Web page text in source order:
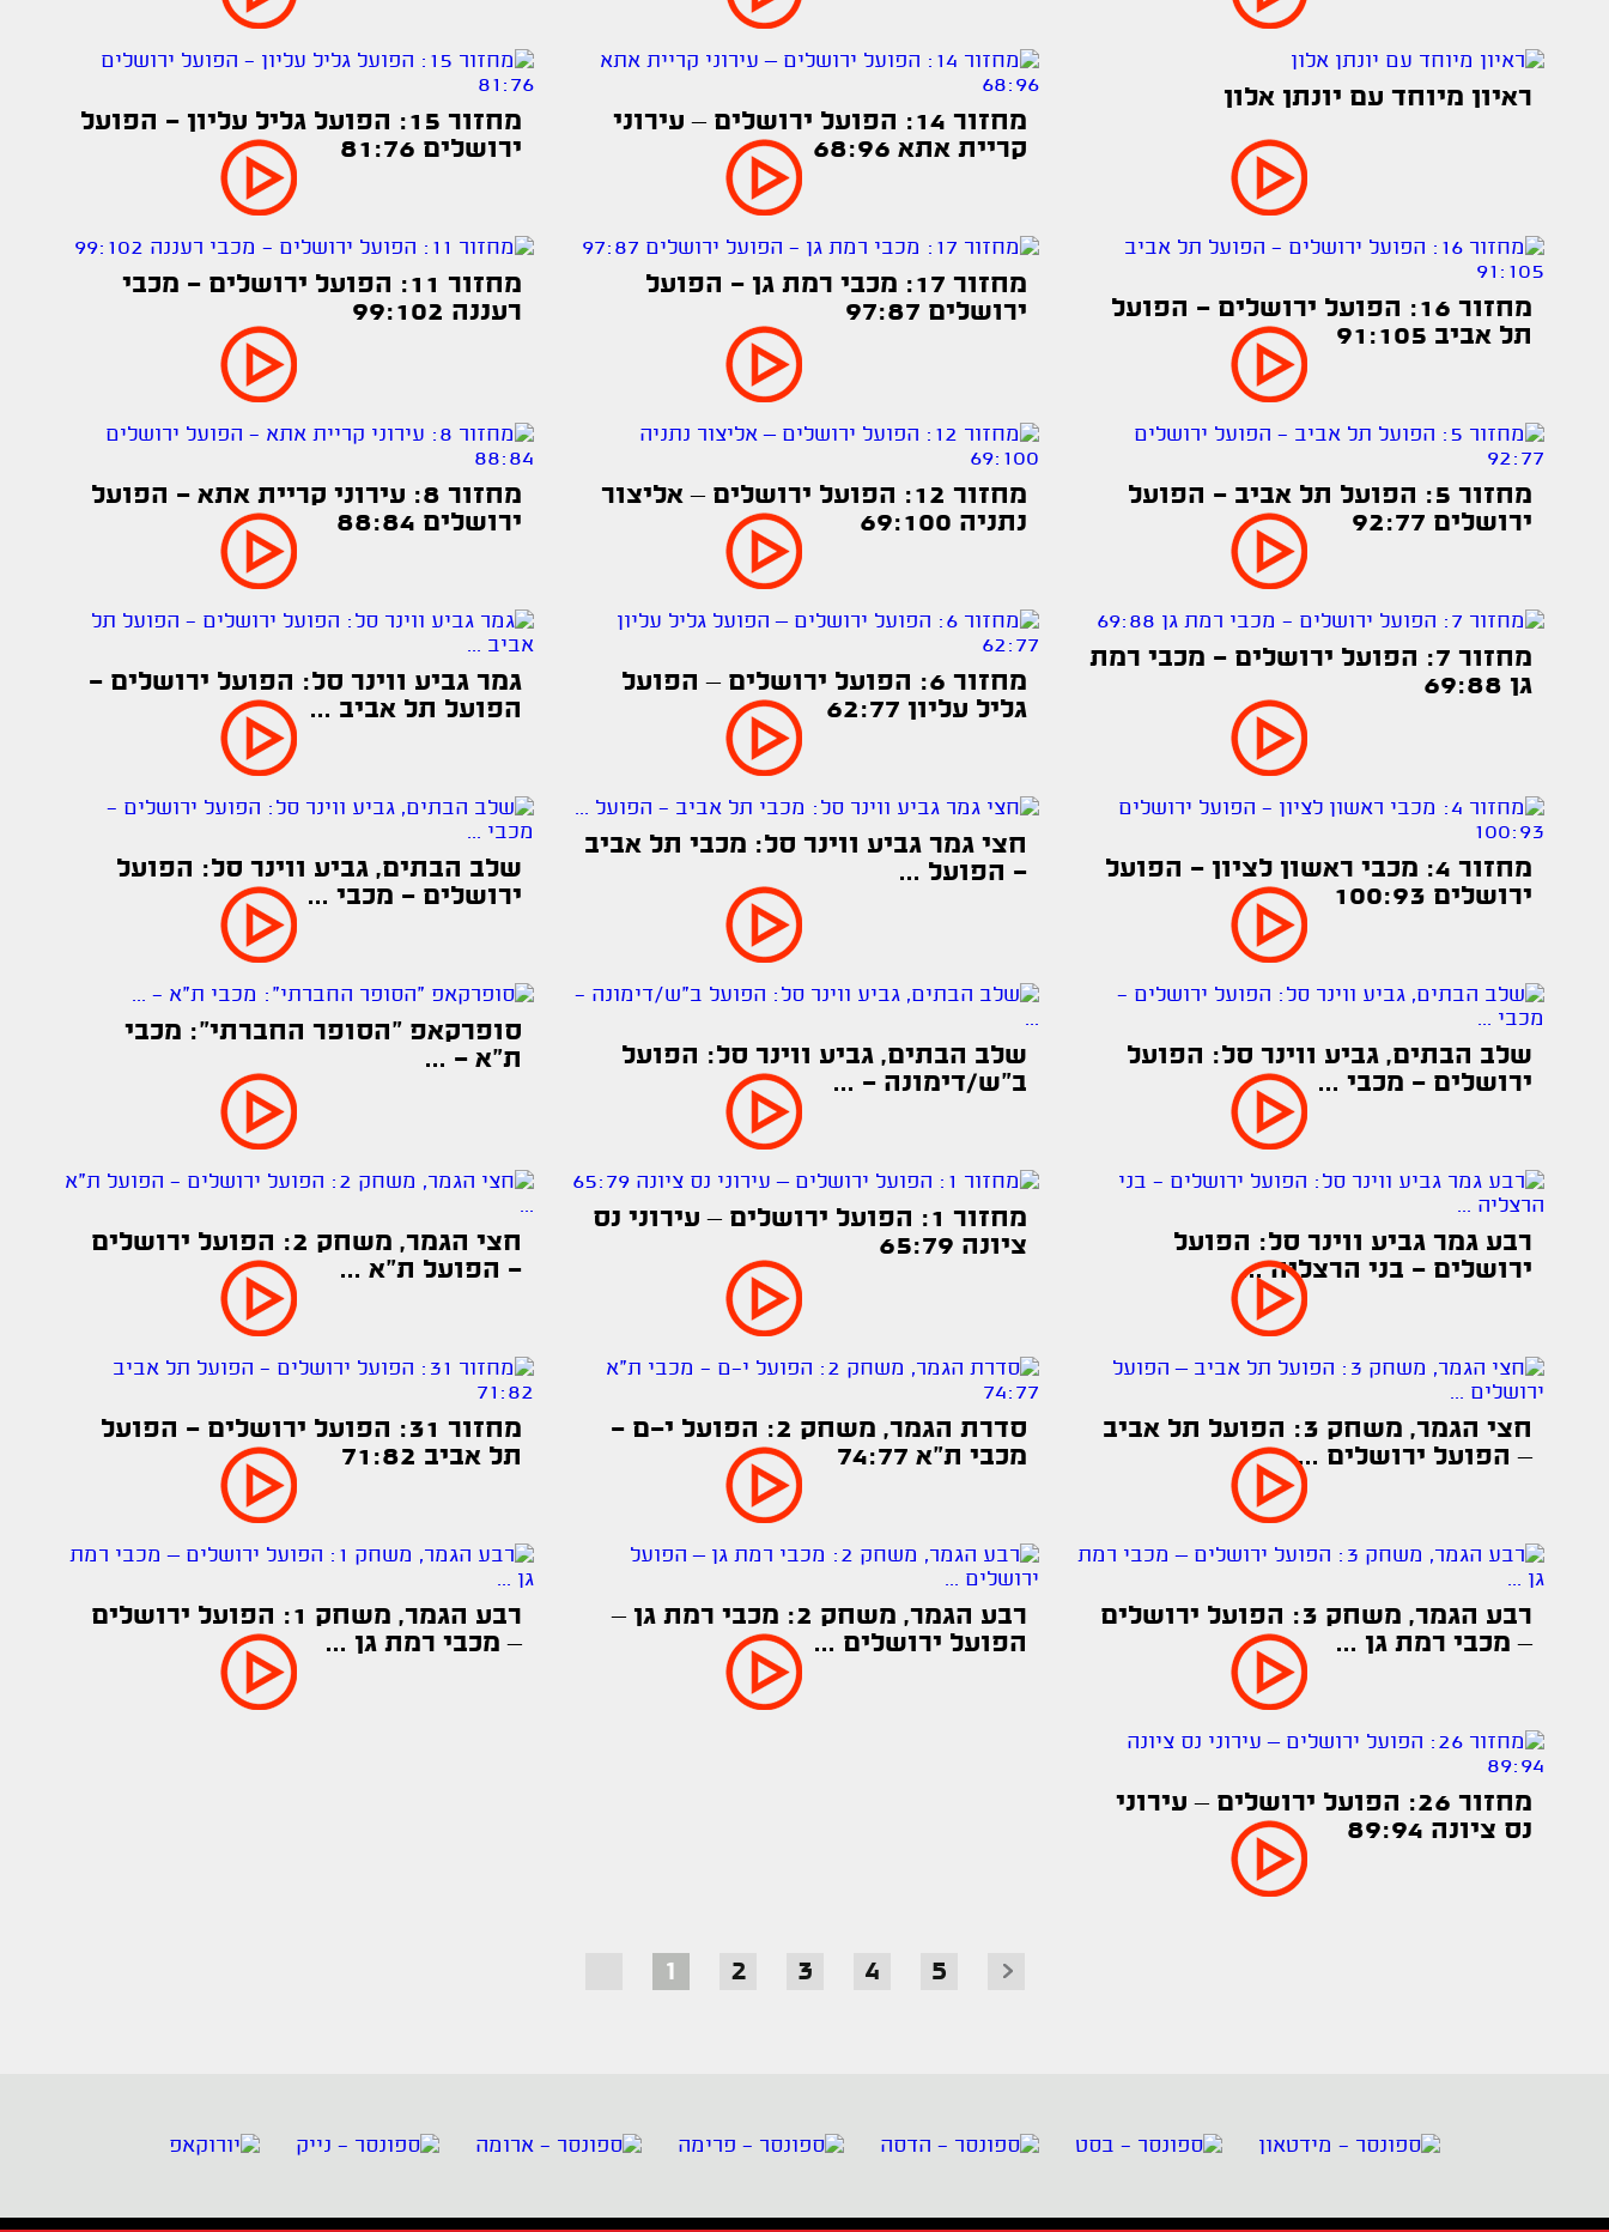
ראיון מיוחד עם יונתן אלון
מחזור 14: הפועל ירושלים – עירוני
קריית אתא 68:96
מחזור 15: הפועל גליל עליון - הפועל
ירושלים 81:76
מחזור 16: הפועל ירושלים - הפועל
תל אביב 91:105
מחזור 17: מכבי רמת גן - הפועל
ירושלים 97:87
מחזור 11: הפועל ירושלים - מכבי
רעננה 99:102
מחזור 5: הפועל תל אביב - הפועל
ירושלים 92:77
מחזור 12: הפועל ירושלים – אליצור
נתניה 69:100
מחזור 8: עירוני קריית אתא - הפועל
ירושלים 88:84
מחזור 7: הפועל ירושלים - מכבי רמת
גן 69:88
מחזור 6: הפועל ירושלים – הפועל
גליל עליון 62:77
גמר גביע ווינר סל: הפועל ירושלים -
הפועל תל אביב ...
מחזור 4: מכבי ראשון לציון - הפועל
ירושלים 100:93
חצי גמר גביע ווינר סל: מכבי תל אביב
- הפועל ...
שלב הבתים, גביע ווינר סל: הפועל
ירושלים - מכבי ...
שלב הבתים, גביע ווינר סל: הפועל
ירושלים - מכבי ...
שלב הבתים, גביע ווינר סל: הפועל
ב"ש/דימונה - ...
סופרקאפ "הסופר החברתי": מכבי
ת"א - ...
רבע גמר גביע ווינר סל: הפועל
ירושלים - בני הרצליה ...
מחזור 1: הפועל ירושלים – עירוני נס
ציונה 65:79
חצי הגמר, משחק 2: הפועל ירושלים
- הפועל ת"א ...
חצי הגמר, משחק 3: הפועל תל אביב
– הפועל ירושלים ...
סדרת הגמר, משחק 2: הפועל י-ם -
מכבי ת"א 74:77
מחזור 31: הפועל ירושלים - הפועל
תל אביב 71:82
רבע הגמר, משחק 3: הפועל ירושלים
– מכבי רמת גן ...
רבע הגמר, משחק 2: מכבי רמת גן –
הפועל ירושלים ...
רבע הגמר, משחק 1: הפועל ירושלים
– מכבי רמת גן ...
מחזור 26: הפועל ירושלים – עירוני
נס ציונה 89:94
1 2 3 4 5